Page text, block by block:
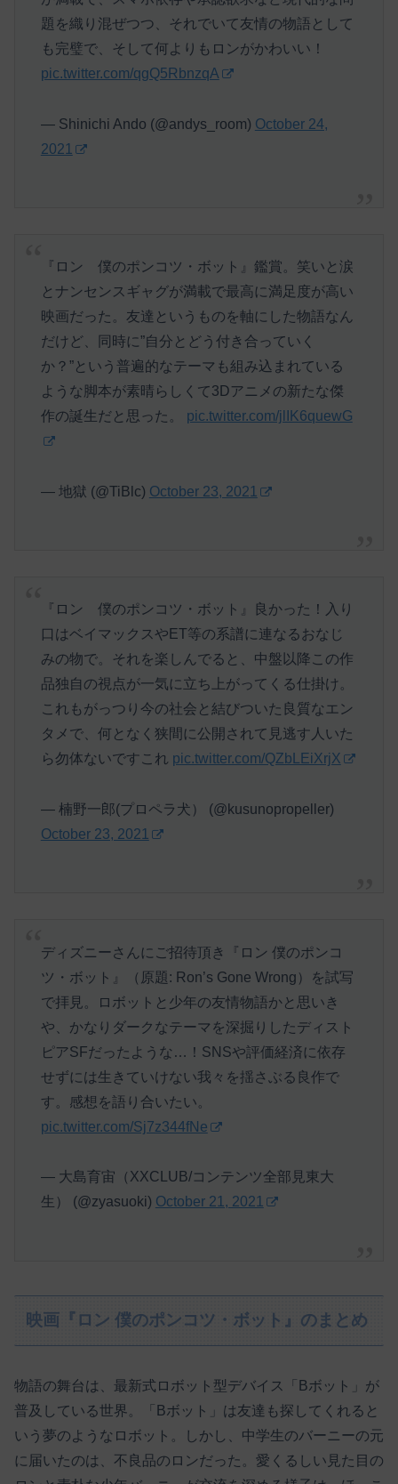
題を織り混ぜつつ、それでいて友情の物語として
も完璧で、そして何よりもロンがかわいい！
pic.twitter.com/qgQ5RbnzqA
— Shinichi Ando (@andys_room) October 24,
2021
『ロン 僕のポンコツ・ボット』鑑賞。笑いと涙
とナンセンスギャグが満載で最高に満足度が高い
映画だった。友達というものを軸にした物語なん
だけど、同時に”自分とどう付き合っていく
か？”という普遍的なテーマも組み込まれている
ような脚本が素晴らしくて3Dアニメの新たな傑
作の誕生だと思った。 pic.twitter.com/jlIK6quewG
— 地獄 (@TiBlc) October 23, 2021
『ロン 僕のポンコツ・ボット』良かった！入り
口はベイマックスやET等の系譜に連なるおなじ
みの物で。それを楽しんでると、中盤以降この作
品独自の視点が一気に立ち上がってくる仕掛け。
これもがっつり今の社会と結びついた良質なエン
タメで、何となく狭間に公開されて見逃す人いた
ら勿体ないですこれ pic.twitter.com/QZbLEiXrjX
— 楠野一郎(プロペラ犬） (@kusunopropeller)
October 23, 2021
ディズニーさんにご招待頂き『ロン 僕のポンコ
ツ・ボット』（原題: Ron’s Gone Wrong）を試写
で拝見。ロボットと少年の友情物語かと思いき
や、かなりダークなテーマを深掘りしたディスト
ピアSFだったような…！SNSや評価経済に依存
せずには生きていけない我々を揺さぶる良作で
す。感想を語り合いたい。
pic.twitter.com/Sj7z344fNe
— 大島育宙（XXCLUB/コンテンツ全部見東大
生） (@zyasuoki) October 21, 2021
映画『ロン 僕のポンコツ・ボット』のまとめ
物語の舞台は、最新式ロボット型デバイス「Bボット」が
普及している世界。「Bボット」は友達も探してくれると
いう夢のようなロボット。しかし、中学生のバーニーの元
に届いたのは、不良品のロンだった。愛くるしい見た目の